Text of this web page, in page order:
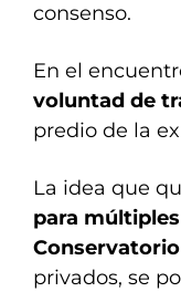
consenso.
En el
voluntad de
predio de la
La idea que
para
privados, se